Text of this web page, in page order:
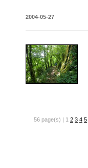
2004-05-27
56 page(s) | 1 2 3 4 5